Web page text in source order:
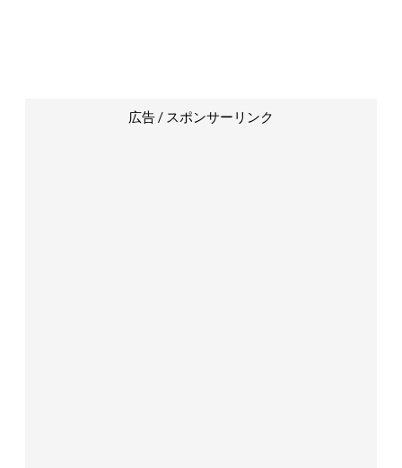
広告 / スポンサーリンク